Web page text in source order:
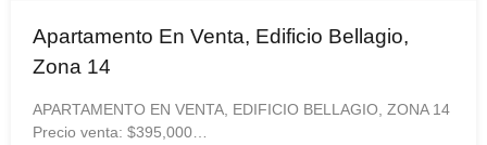
Apartamento En Venta, Edificio Bellagio,
Zona 14
APARTAMENTO EN VENTA, EDIFICIO BELLAGIO, ZONA 14
Precio venta: $395,000…